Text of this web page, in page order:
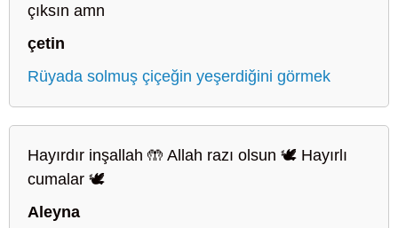
çıksın amn
çetin
Rüyada solmuş çiçeğin yeşerdiğini görmek
Hayırdır inşallah 🤲 Allah razı olsun 🕊️ Hayırlı
cumalar 🕊️
Aleyna